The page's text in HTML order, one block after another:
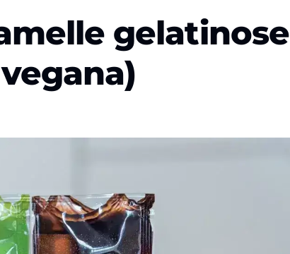
gelatinose